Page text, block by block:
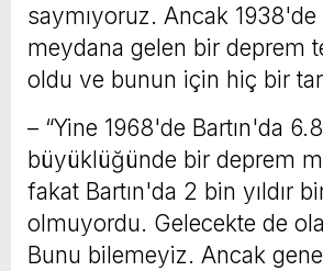
saymıyoruz. Ancak 1938'de
meydana gelen bir deprem
oldu ve bunun için hiç bir
– “Yine 1968'de Bartın'da 6.8
büyüklüğünde bir deprem
fakat Bartın'da 2 bin yıldır
olmuyordu. Gelecekte de
Bunu bilemeyiz. Ancak